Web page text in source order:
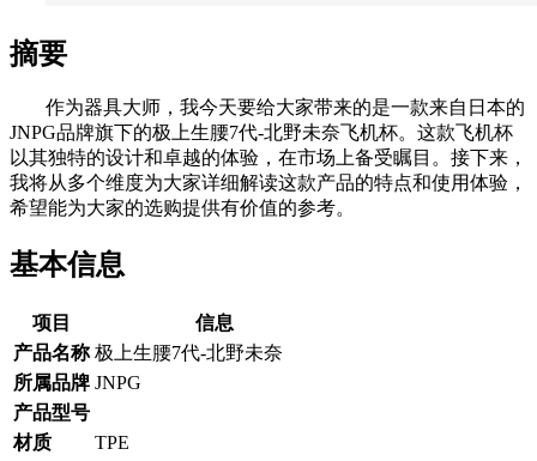
摘要
作为器具大师，我今天要给大家带来的是一款来自日本的
JNPG品牌旗下的极上生腰7代-北野未奈飞机杯。这款飞机杯
以其独特的设计和卓越的体验，在市场上备受瞩目。接下来，
我将从多个维度为大家详细解读这款产品的特点和使用体验，
希望能为大家的选购提供有价值的参考。
基本信息
项目
信息
产品名称 极上生腰7代-北野未奈
所属品牌 JNPG
产品型号
材质
TPE